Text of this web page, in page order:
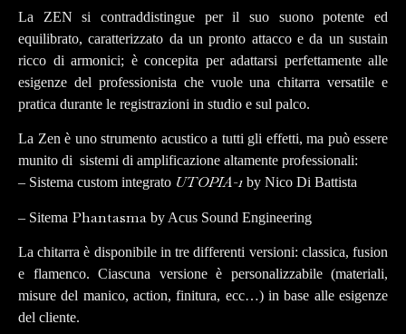
La ZEN si contraddistingue per il suo suono potente ed
equilibrato, caratterizzato da un pronto attacco e da un sustain
ricco di armonici; è concepita per adattarsi perfettamente alle
esigenze del professionista che vuole una chitarra versatile e
pratica durante le registrazioni in studio e sul palco.
La Zen è uno strumento acustico a tutti gli effetti, ma può essere
munito di sistemi di amplificazione altamente professionali:
– Sistema custom integrato UTOPIA-1 by Nico Di Battista
– Sitema Phantasma by Acus Sound Engineering
La chitarra è disponibile in tre differenti versioni: classica, fusion
e flamenco. Ciascuna versione è personalizzabile (materiali,
misure del manico, action, finitura, ecc…) in base alle esigenze
del cliente.